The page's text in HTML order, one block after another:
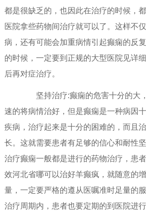
都是很缺乏的，也因此在治疗的时候，
医院拿些药物间治疗就可以了。这样不
病，还有可能会加重病情引起癫痫的反
的时候，一定要到正规的大型医院见详
后再对症治疗。
坚持治疗:癫痫的危害十分的大
速的将病情治好，但是癫痫是一种病因
疾病，治疗起来是十分的困难的，而且
长。这就需要患者有足够的信心和耐性
治疗癫痫一般都是进行的药物治疗，患
效河北省哪可以治好羊癫疯，就随意的
量，一定要严格的遵从医嘱准时足量的
治疗周期内，患者也要定期的到医院进